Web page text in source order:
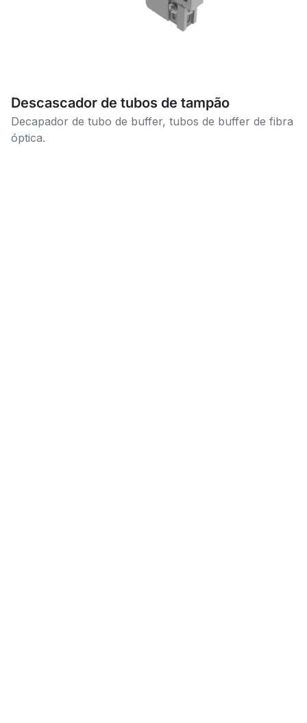
Descascador de tubos de tampão
Decapador de tubo de buffer, tubos de buffer de fibra
óptica.